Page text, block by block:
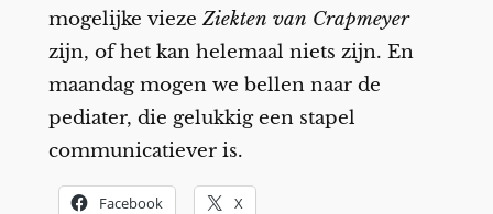
mogelijke vieze Ziekten van Crapmeyer
zijn, of het kan helemaal niets zijn. En
maandag mogen we bellen naar de
pediater, die gelukkig een stapel
communicatiever is.
Facebook X